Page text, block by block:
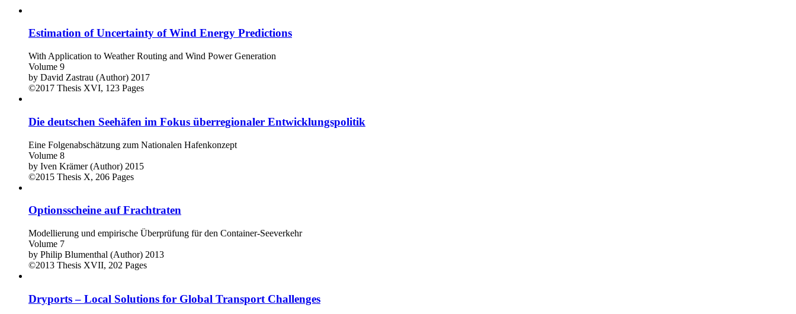
Estimation of Uncertainty of Wind Energy Predictions
With Application to Weather Routing and Wind Power Generation
Volume 9
by David Zastrau (Author) 2017
©2017 Thesis XVI, 123 Pages
Die deutschen Seehäfen im Fokus überregionaler Entwicklungspolitik
Eine Folgenabschätzung zum Nationalen Hafenkonzept
Volume 8
by Iven Krämer (Author) 2015
©2015 Thesis X, 206 Pages
Optionsscheine auf Frachtraten
Modellierung und empirische Überprüfung für den Container-Seeverkehr
Volume 7
by Philip Blumenthal (Author) 2013
©2013 Thesis XVII, 202 Pages
Dryports – Local Solutions for Global Transport Challenges